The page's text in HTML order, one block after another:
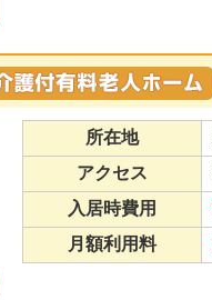
所在地
アクセス
入居時費用
月額利用料